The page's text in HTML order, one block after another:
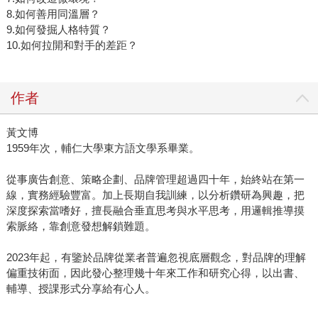
8.如何善用同溫層？
9.如何發掘人格特質？
10.如何拉開和對手的差距？
作者
黃文博
1959年次，輔仁大學東方語文學系畢業。
從事廣告創意、策略企劃、品牌管理超過四十年，始終站在第一
線，實務經驗豐富。加上長期自我訓練，以分析鑽研為興趣，把
深度探索當嗜好，擅長融合垂直思考與水平思考，用邏輯推導摸
索脈絡，靠創意發想解鎖難題。
2023年起，有鑒於品牌從業者普遍忽視底層觀念，對品牌的理解
偏重技術面，因此發心整理幾十年來工作和研究心得，以出書、
輔導、授課形式分享給有心人。